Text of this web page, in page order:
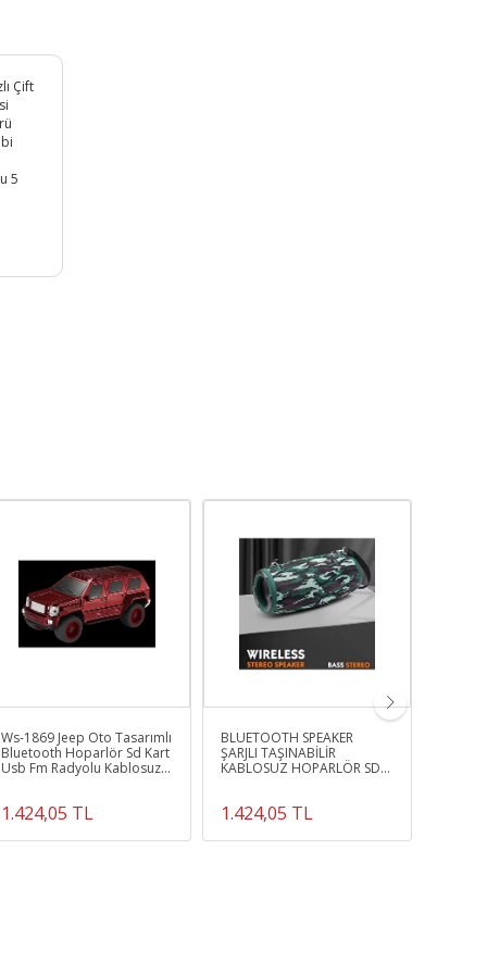
Çift
5
Ws-1869 Jeep Oto Tasarımlı
Bluetooth Hoparlör Sd Kart
Usb Fm Radyolu Kablosuz
1.424,05 TL
BLUETOOTH SPEAKER
ŞARJLI TAŞINABİLİR
KABLOSUZ HOPARLÖR SD
1.424,05 TL